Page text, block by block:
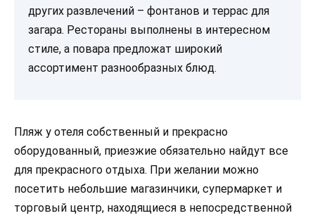
других развлечений – фонтанов и террас для
загара. Рестораны выполнены в интересном
стиле, а повара предложат широкий
ассортимент разнообразных блюд.
Пляж у отеля собственный и прекрасно
оборудованный, приезжие обязательно найдут все
для прекрасного отдыха. При желании можно
посетить небольшие магазинчики, супермаркет и
торговый центр, находящиеся в непосредственной